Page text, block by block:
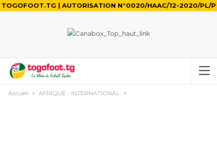
TOGOFOOT.TG | AUTORISATION N°0020/HAAC/12-2020/PL/P
Accueil AFRIQUE - INTERNATIONAL